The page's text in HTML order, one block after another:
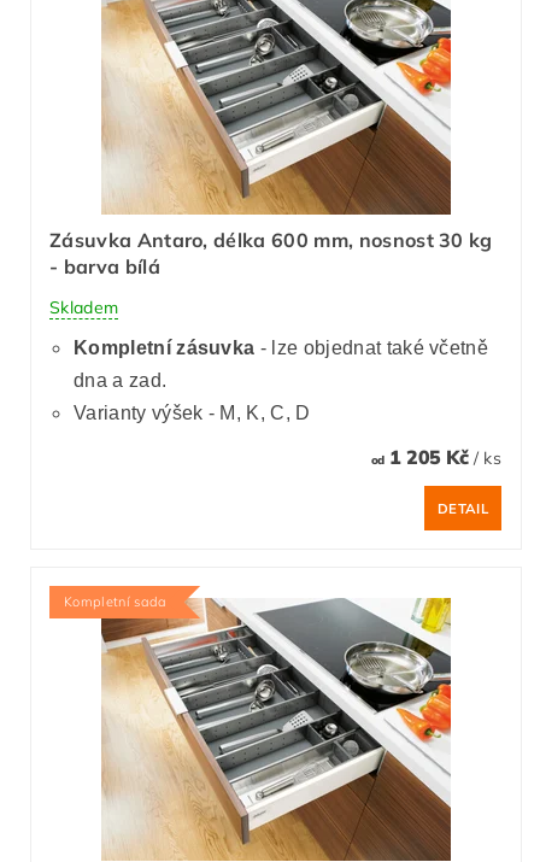
Zásuvka Antaro, délka 600 mm, nosnost 30 kg
- barva bílá
Skladem
Kompletní zásuvka - lze objednat také včetně
dna a zad.
Varianty výšek - M, K, C, D
od1 205 Kč / ks
DETAIL
Kompletní sada